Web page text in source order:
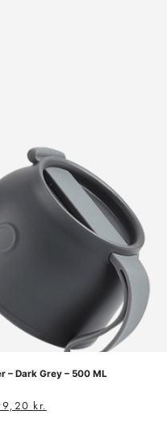
– Dark Grey – 500 ML
kr.